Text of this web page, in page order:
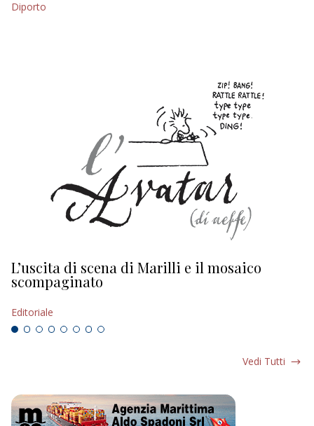
Diporto
L’uscita di scena di Marilli e il mosaico
scompaginato
Editoriale
Vedi Tutti